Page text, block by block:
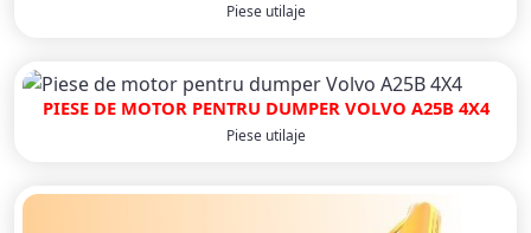
Piese utilaje
PIESE DE MOTOR PENTRU DUMPER VOLVO A25B 4X4
Piese utilaje